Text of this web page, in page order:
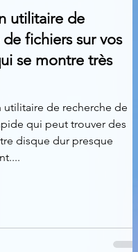
Occupation disque
utilitaire de
fichiers sur vos
se montre très
utilitaire de recherche de
qui peut trouver des
disque dur presque